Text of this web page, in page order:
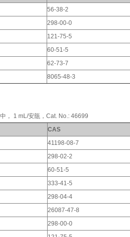
56-38-2
298-00-0
121-75-5
60-51-5
62-73-7
8065-48-3
， 1 mL/安瓿，Cat. No.: 46699
CAS
41198-08-7
298-02-2
60-51-5
333-41-5
298-04-4
26087-47-8
298-00-0